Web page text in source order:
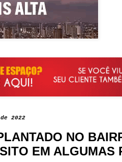
2022
NO
EM ALGUMAS